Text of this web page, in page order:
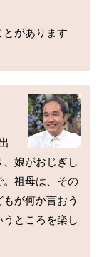
があります
娘がおじぎし
。祖母は、その
が何か言おう
ところを楽し